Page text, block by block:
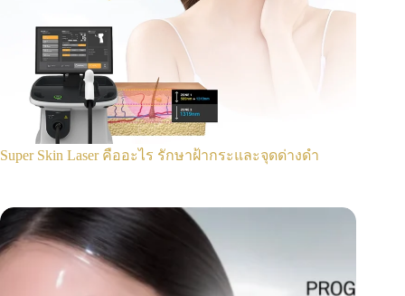
Super Skin Laser คืออะไร รักษาฝ้ากระและจุดด่างดำ